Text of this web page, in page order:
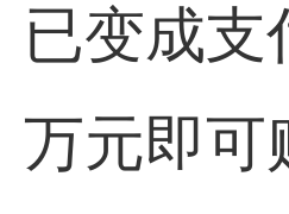
已变成支
万元即可